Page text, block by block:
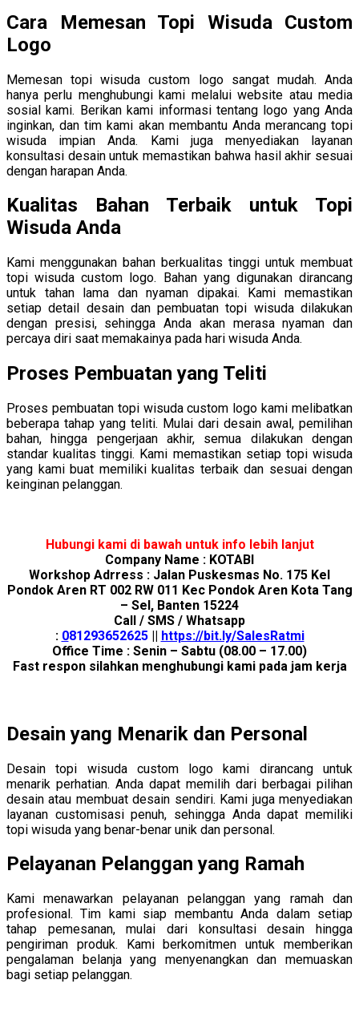
Cara Memesan Topi Wisuda Custom
Logo
Memesan topi wisuda custom logo sangat mudah. Anda
hanya perlu menghubungi kami melalui website atau media
sosial kami. Berikan kami informasi tentang logo yang Anda
inginkan, dan tim kami akan membantu Anda merancang topi
wisuda impian Anda. Kami juga menyediakan layanan
konsultasi desain untuk memastikan bahwa hasil akhir sesuai
dengan harapan Anda.
Kualitas Bahan Terbaik untuk Topi
Wisuda Anda
Kami menggunakan bahan berkualitas tinggi untuk membuat
topi wisuda custom logo. Bahan yang digunakan dirancang
untuk tahan lama dan nyaman dipakai. Kami memastikan
setiap detail desain dan pembuatan topi wisuda dilakukan
dengan presisi, sehingga Anda akan merasa nyaman dan
percaya diri saat memakainya pada hari wisuda Anda.
Proses Pembuatan yang Teliti
Proses pembuatan topi wisuda custom logo kami melibatkan
beberapa tahap yang teliti. Mulai dari desain awal, pemilihan
bahan, hingga pengerjaan akhir, semua dilakukan dengan
standar kualitas tinggi. Kami memastikan setiap topi wisuda
yang kami buat memiliki kualitas terbaik dan sesuai dengan
keinginan pelanggan.
Hubungi kami di bawah untuk info lebih lanjut
Company Name : KOTABI
Workshop Adrress : Jalan Puskesmas No. 175 Kel
Pondok Aren RT 002 RW 011 Kec Pondok Aren Kota Tang
– Sel, Banten 15224
Call / SMS / Whatsapp
: 081293652625||
https://bit.ly/SalesRatmi
Office Time : Senin – Sabtu (08.00 – 17.00)
Fast respon silahkan menghubungi kami pada jam kerja
Desain yang Menarik dan Personal
Desain topi wisuda custom logo kami dirancang untuk
menarik perhatian. Anda dapat memilih dari berbagai pilihan
desain atau membuat desain sendiri. Kami juga menyediakan
layanan customisasi penuh, sehingga Anda dapat memiliki
topi wisuda yang benar-benar unik dan personal.
Pelayanan Pelanggan yang Ramah
Kami menawarkan pelayanan pelanggan yang ramah dan
profesional. Tim kami siap membantu Anda dalam setiap
tahap pemesanan, mulai dari konsultasi desain hingga
pengiriman produk. Kami berkomitmen untuk memberikan
pengalaman belanja yang menyenangkan dan memuaskan
bagi setiap pelanggan.